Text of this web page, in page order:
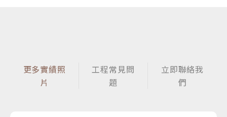
更多實績照
片
工程常見問
題
立即聯絡我
們